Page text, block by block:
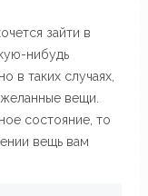
зайти в
нибудь
в таких случаях,
вещи.
состояние, то
вещь вам